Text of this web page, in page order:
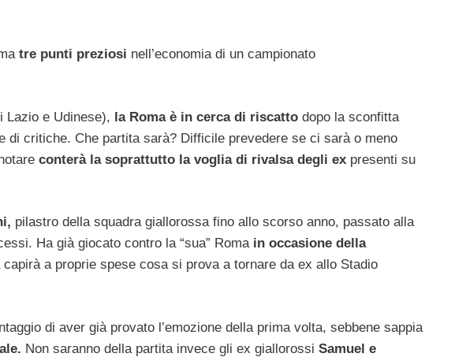
tre punti preziosi nell’economia di un campionato
Lazio e Udinese), la Roma è in cerca di riscatto dopo la sconfitta
di critiche. Che partita sarà? Difficile prevedere se ci sarà o meno
conterà la soprattutto la voglia di rivalsa degli ex presenti su
pilastro della squadra giallorossa fino allo scorso anno, passato alla
Ha già giocato contro la “sua” Roma in occasione della
a proprie spese cosa si prova a tornare da ex allo Stadio
di aver già provato l’emozione della prima volta, sebbene sappia
Non saranno della partita invece gli ex giallorossi Samuel e